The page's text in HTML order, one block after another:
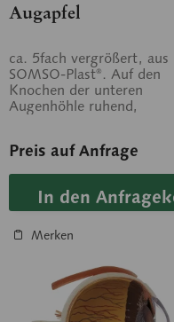
Augapfel
ca. 5fach vergrößert, aus
SOMSO-Plast®. Auf den
Knochen der unteren
Augenhöhle ruhend,
Preis auf Anfrage
In den
Merken